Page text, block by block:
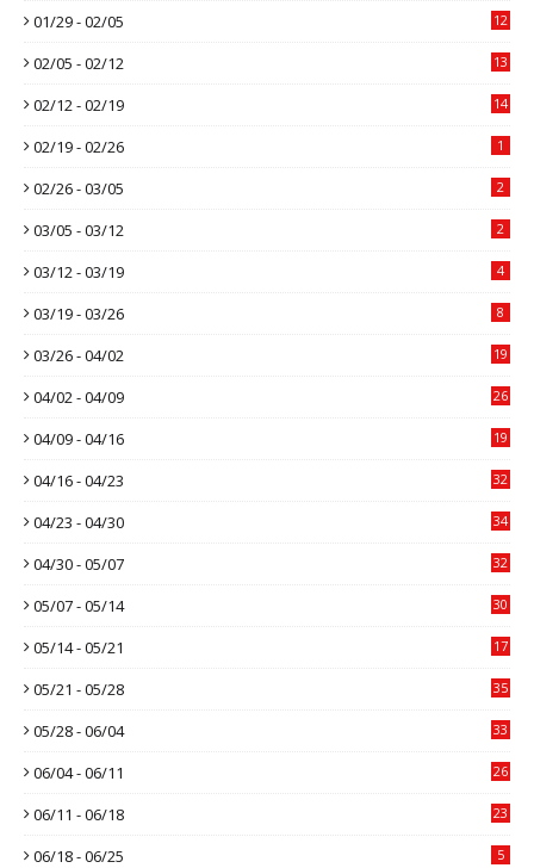
01/29 - 02/05 12
02/05 - 02/12 13
02/12 - 02/19 14
02/19 - 02/26 1
02/26 - 03/05 2
03/05 - 03/12 2
03/12 - 03/19 4
03/19 - 03/26 8
03/26 - 04/02 19
04/02 - 04/09 26
04/09 - 04/16 19
04/16 - 04/23 32
04/23 - 04/30 34
04/30 - 05/07 32
05/07 - 05/14 30
05/14 - 05/21 17
05/21 - 05/28 35
05/28 - 06/04 33
06/04 - 06/11 26
06/11 - 06/18 23
06/18 - 06/25 5